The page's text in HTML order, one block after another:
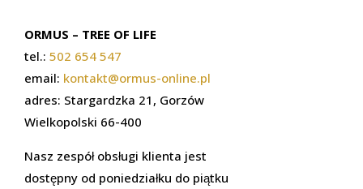
ORMUS – TREE OF LIFE
tel.: 502 654 547
email: kontakt@ormus-online.pl
adres: Stargardzka 21, Gorzów
Wielkopolski 66-400
Nasz zespół obsługi klienta jest
dostępny od poniedziałku do piątku